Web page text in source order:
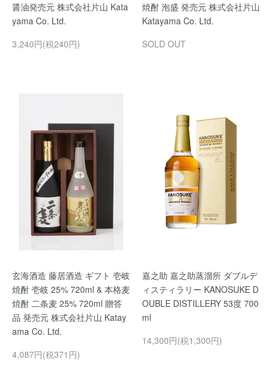
醤油発売元 株式会社片山 Kata
yama Co. Ltd.
3,240円(税240円)
焼酎 泡盛 発売元 株式会社片山
Katayama Co. Ltd.
SOLD OUT
玄海酒造 藤居酒造 ギフト 壱岐
焼酎 壱岐 25% 720ml & 本格麦
焼酎 二条麦 25% 720ml 贈答
品 発売元 株式会社片山 Katay
ama Co. Ltd.
4,087円(税371円)
嘉之助 嘉之助蒸溜所 ダブルデ
ィスティラリー KANOSUKE D
OUBLE DISTILLERY 53度 700
ml
14,300円(税1,300円)